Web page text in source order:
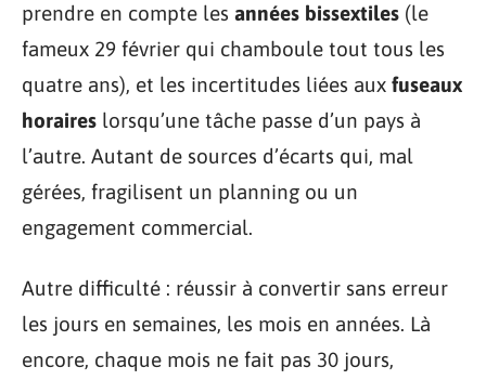
prendre en compte les années bissextiles (le
fameux 29 février qui chamboule tout tous les
quatre ans), et les incertitudes liées aux fuseaux
horaires lorsqu’une tâche passe d’un pays à
l’autre. Autant de sources d’écarts qui, mal
gérées, fragilisent un planning ou un
engagement commercial.
Autre difficulté : réussir à convertir sans erreur
les jours en semaines, les mois en années. Là
encore, chaque mois ne fait pas 30 jours,